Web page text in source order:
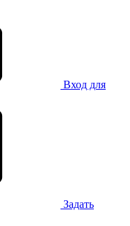
Вход для
Задать